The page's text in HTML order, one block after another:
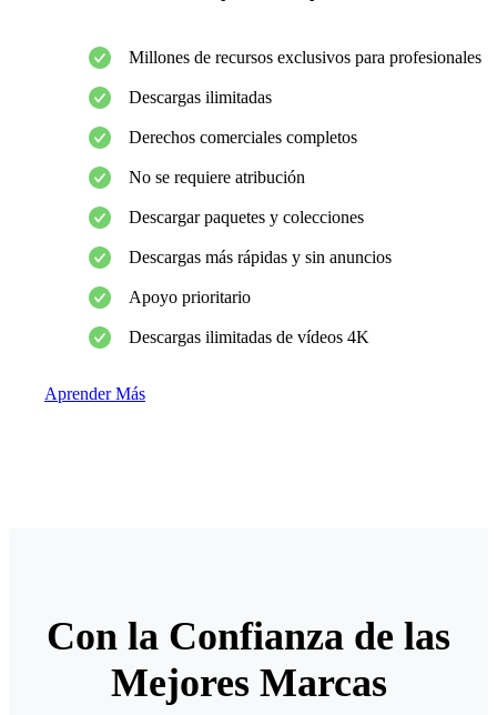
Millones de recursos exclusivos para profesionales
Descargas ilimitadas
Derechos comerciales completos
No se requiere atribución
Descargar paquetes y colecciones
Descargas más rápidas y sin anuncios
Apoyo prioritario
Descargas ilimitadas de vídeos 4K
Aprender Más
Con la Confianza de las
Mejores Marcas